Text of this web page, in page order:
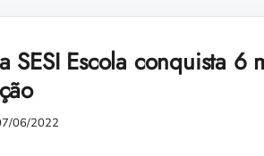
SESI Escola conquista 6
06/2022